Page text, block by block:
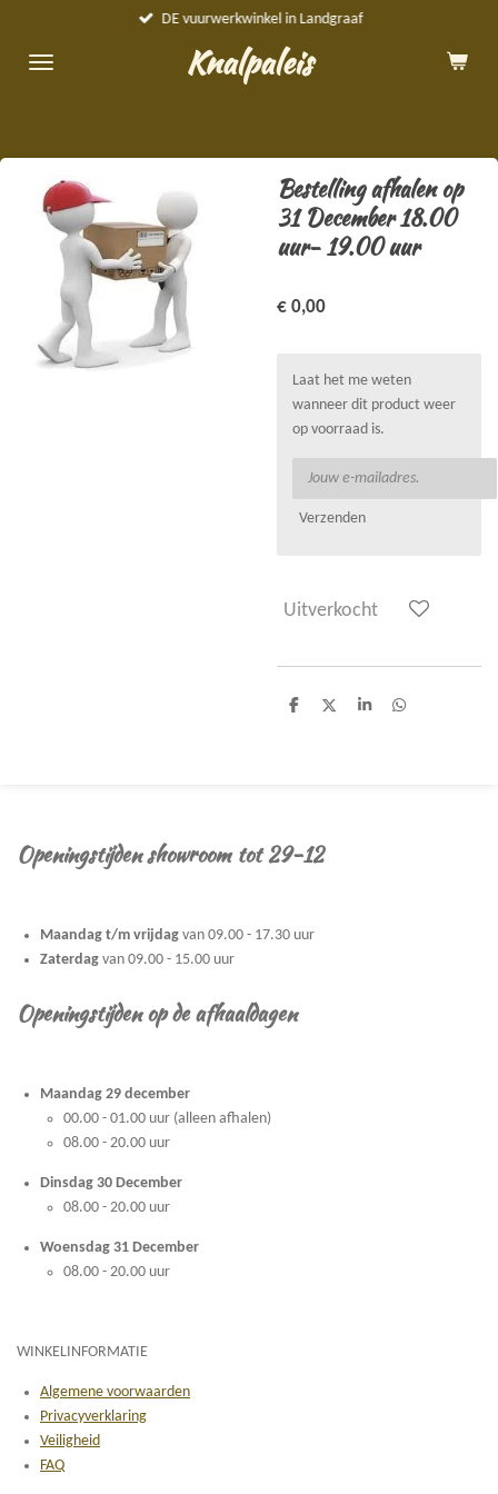
naar
Knalpaleis
DE vuurwerkwinkel in Landgraaf
Bestelling afhalen op
31 December 18.00
uur- 19.00 uur
€ 0,00
Laat het me weten
wanneer dit product weer
op voorraad is.
Verzenden
Uitverkocht
D
D
S
D
Openingstijden showroom tot 29-12
Maandag t/m vrijdag van 09.00 - 17.30 uur
Zaterdag van 09.00 - 15.00 uur
Openingstijden op de afhaaldagen
Maandag 29 december
00.00 - 01.00 uur (alleen afhalen)
08.00 - 20.00 uur
Dinsdag 30 December
08.00 - 20.00 uur
Woensdag 31 December
08.00 - 20.00 uur
WINKELINFORMATIE
Algemene voorwaarden
Privacyverklaring
Veiligheid
FAQ